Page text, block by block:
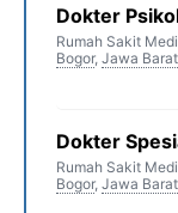
Dokter
Rumah Sakit
Bogor, Jawa Barat
Dokter
Rumah Sakit
Bogor, Jawa Barat